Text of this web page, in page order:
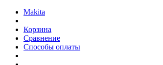
Makita
Корзина
Сравнение
Способы оплаты